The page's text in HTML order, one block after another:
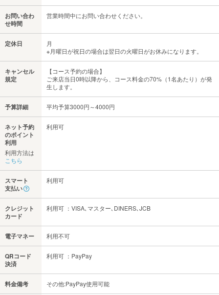
お問い合わ
せ時間
営業時間中にお問い合わせください。
定休日
月
※月曜日が祝日の場合は翌日の火曜日がお休みになります。
キャンセル
規定
【コース予約の場合】
ご来店当日0時以降から、コース料金の70%（1名あたり）が発
生します。
予算詳細 平均予算3000円～4000円
ネット予約
のポイント
利用
利用方法は
こちら
利用可
スマート
支払い
利用可
クレジット
カード
利用可 ：VISA､マスター､DINERS､JCB
電子マネー 利用不可
QRコード
決済
利用可 ：PayPay
料金備考 その他:PayPay使用可能